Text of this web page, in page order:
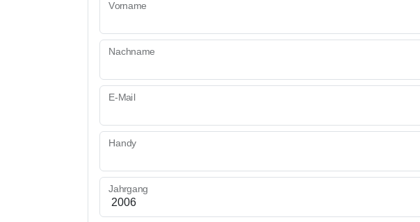
Vorname
Nachname
E-Mail
Handy
Jahrgang